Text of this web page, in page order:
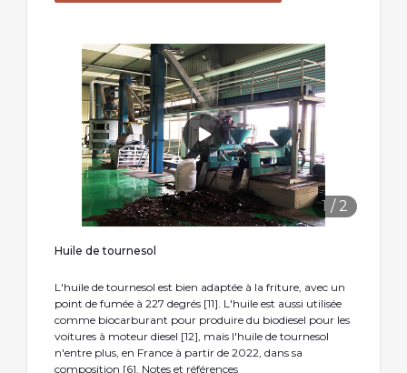
1 / 2
Huile de tournesol
L'huile de tournesol est bien adaptée à la friture, avec un
point de fumée à 227 degrés [11]. L'huile est aussi utilisée
comme biocarburant pour produire du biodiesel pour les
voitures à moteur diesel [12], mais l'huile de tournesol
n'entre plus, en France à partir de 2022, dans sa
composition [6]. Notes et références